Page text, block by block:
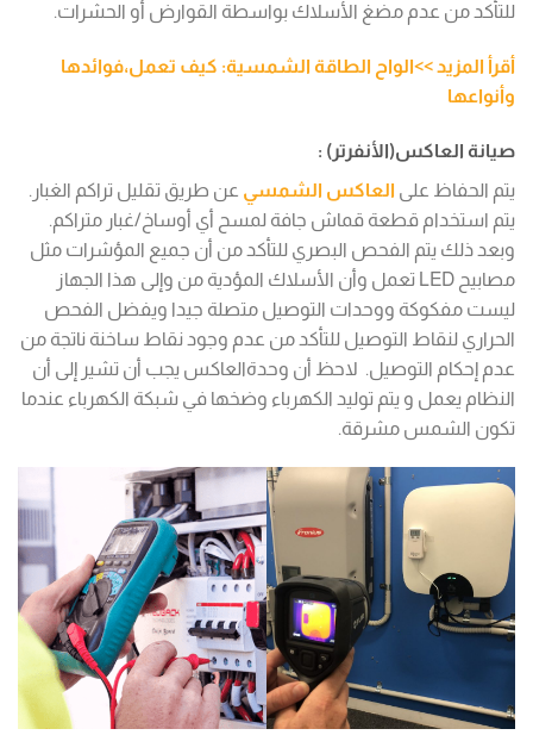
للتأكد من عدم مضغ الأسلاك بواسطة القوارض أو الحشرات.
أقرأ المزيد >>الواح الطاقة الشمسية: كيف تعمل،فوائدها
وأنواعها
صيانة العاكس(الأنفرتر) :
يتم الحفاظ على العاكس الشمسي عن طريق تقليل تراكم الغبار.
يتم استخدام قطعة قماش جافة لمسح أي أوساخ/غبار متراكم.
وبعد ذلك يتم الفحص البصري للتأكد من أن جميع المؤشرات مثل
مصابيح LED تعمل وأن الأسلاك المؤدية من وإلى هذا الجهاز
ليست مفكوكة ووحدات التوصيل متصلة جيدا ويفضل الفحص
الحراري لنقاط التوصيل للتأكد من عدم وجود نقاط ساخنة ناتجة من
عدم إحكام التوصيل. لاحظ أن وحدةالعاكس يجب أن تشير إلى أن
النظام يعمل و يتم توليد الكهرباء وضخها في شبكة الكهرباء عندما
تكون الشمس مشرقة.